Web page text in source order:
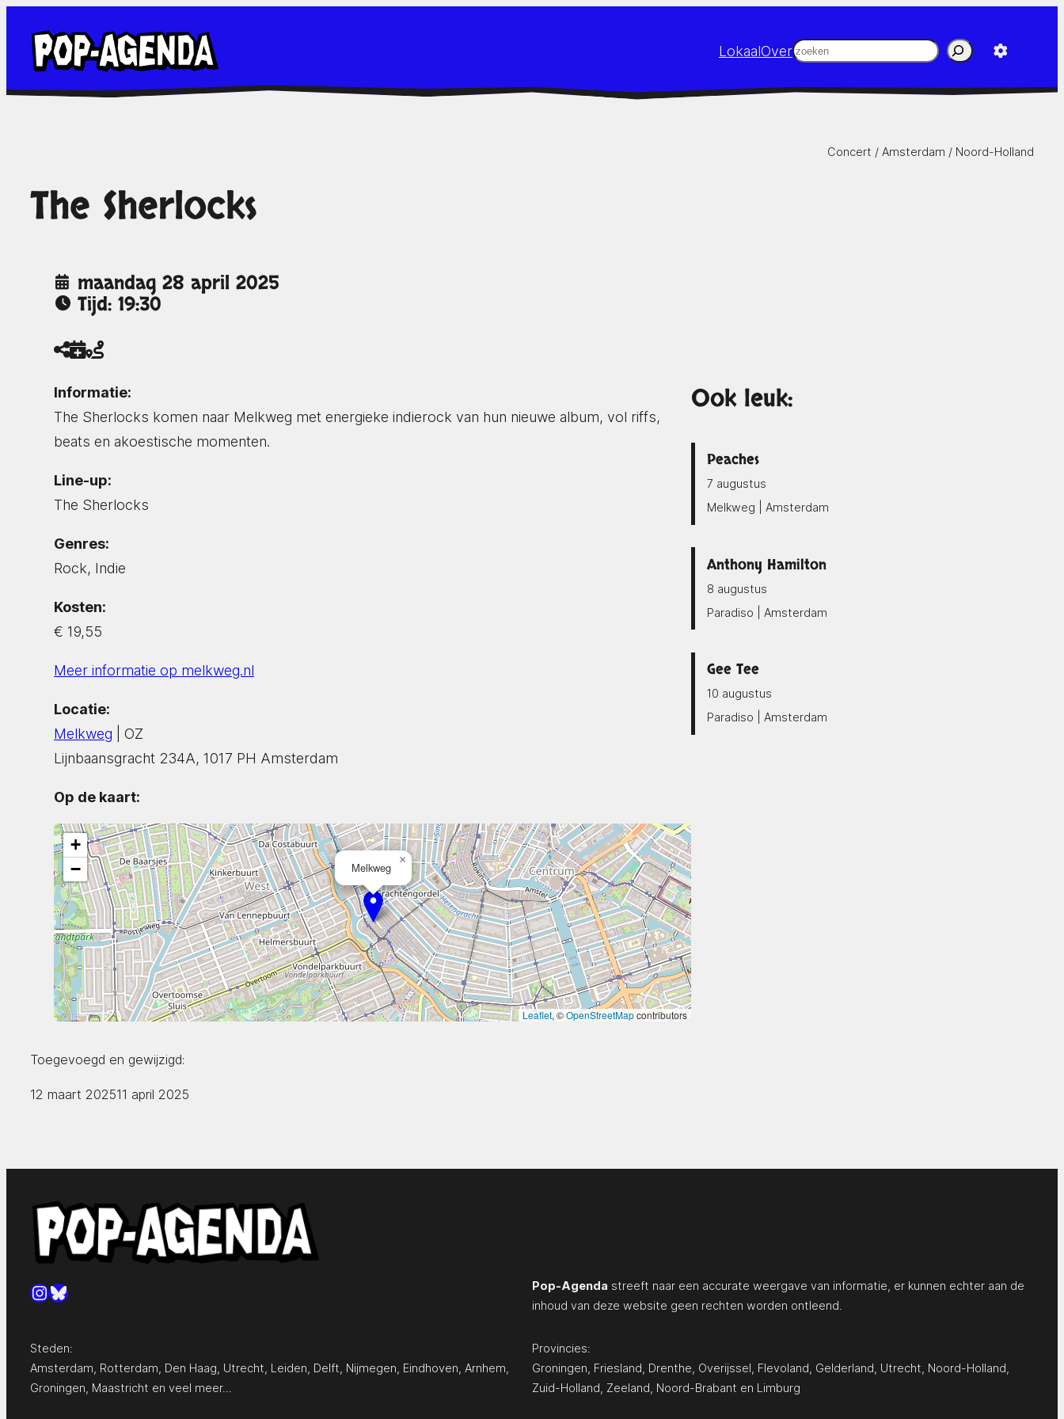
naar
inhoud
LokaalOverZoeken
Concert / Amsterdam / Noord-Holland
The Sherlocks
maandag 28 april 2025
Tijd: 19:30
Informatie:
The Sherlocks komen naar Melkweg met energieke indierock van hun nieuwe album, vol riffs,
beats en akoestische momenten.
Line-up:
The Sherlocks
Genres:
Rock, Indie
Kosten:
€ 19,55
Meer informatie op melkweg.nl
Locatie:
Melkweg | OZ
Lijnbaansgracht 234A, 1017 PH Amsterdam
Op de kaart:
Melkweg
×
+
−
Leaflet, ©OpenStreetMapcontributors
Ook leuk:
Peaches
7 augustus
Melkweg | Amsterdam
Anthony Hamilton
8 augustus
Paradiso | Amsterdam
Gee Tee
10 augustus
Paradiso | Amsterdam
Toegevoegd en gewijzigd:
12 maart 202511 april 2025
Instagram
Bluesky Pop-Agenda streeft naar een accurate weergave van informatie, er kunnen echter aan de
inhoud van deze website geen rechten worden ontleend.
Steden:
Amsterdam Rotterdam Den Haag Utrecht Leiden Delft Nijmegen Eindhoven Arnhem
Groningen Maastricht en veel meer…
Provincies:
Groningen Friesland Drenthe Overijssel Flevoland Gelderland Utrecht Noord-Holland
Zuid-Holland Zeeland Noord-Brabant en Limburg